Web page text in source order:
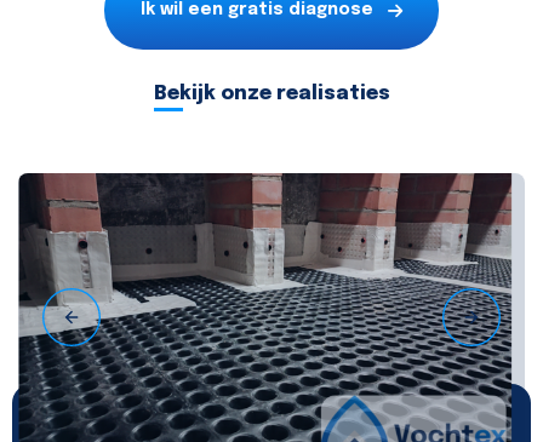
Ik wil een gratis diagnose
Bekijk onze realisaties